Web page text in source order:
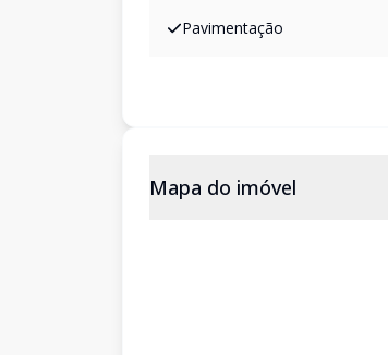
Pavimentação
Mapa do imóvel